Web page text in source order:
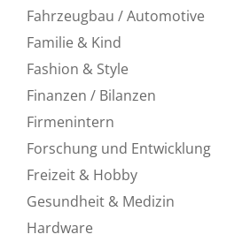
Fahrzeugbau / Automotive
Familie & Kind
Fashion & Style
Finanzen / Bilanzen
Firmenintern
Forschung und Entwicklung
Freizeit & Hobby
Gesundheit & Medizin
Hardware